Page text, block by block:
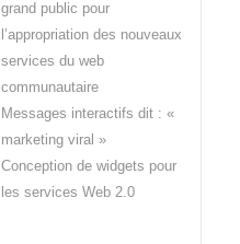
grand public pour
l’appropriation des nouveaux
services du web
communautaire
Messages interactifs dit : «
marketing viral »
Conception de widgets pour
les services Web 2.0